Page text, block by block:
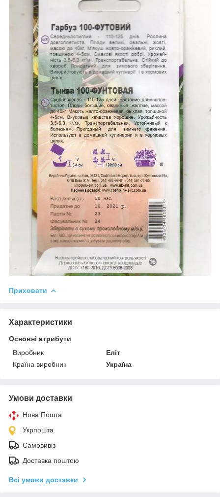
Приховати
Характеристики
Основні атрибути
Виробник
Еліт
Країна виробник
Україна
Умови доставки
Нова Пошта
Укрпошта
Самовивіз
Доставка поштою
Всі умови доставки